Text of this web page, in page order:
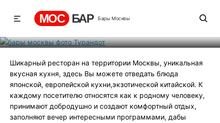
МОС БАР Бары Москвы
Шикарный ресторан на территории Москвы, уникальная
вкусная кухня, здесь Вы можете отведать блюда
японской, европейской кухни,экзотической китайской. К
каждому посетителю относятся как к родному человеку,
принимают добродушно и создают комфортный отдых,
заполняют вечер интересными программами, дабы